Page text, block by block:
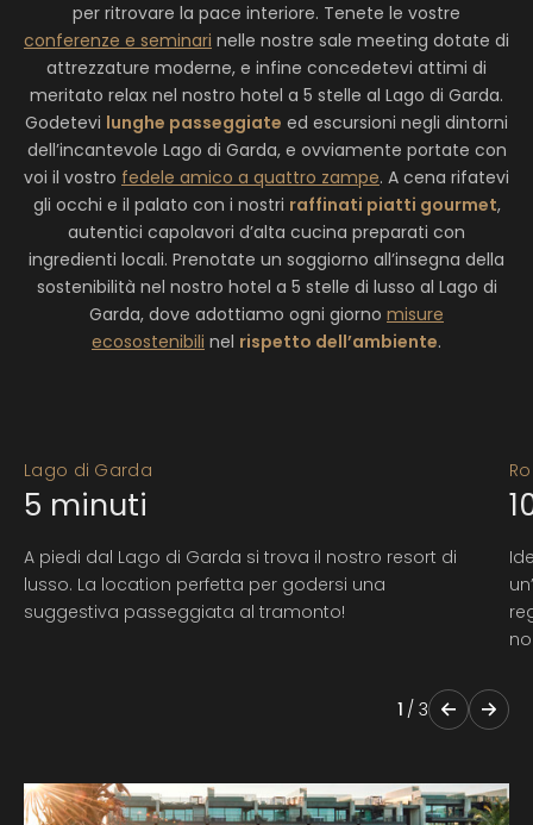
per ritrovare la pace interiore. Tenete le vostre
conferenze e seminari nelle nostre sale meeting dotate di
attrezzature moderne, e infine concedetevi attimi di
meritato relax nel nostro hotel a 5 stelle al Lago di Garda.
Godetevi lunghe passeggiate ed escursioni negli dintorni
dell’incantevole Lago di Garda, e ovviamente portate con
voi il vostro fedele amico a quattro zampe. A cena rifatevi
gli occhi e il palato con i nostri raffinati piatti gourmet,
autentici capolavori d’alta cucina preparati con
ingredienti locali. Prenotate un soggiorno all’insegna della
sostenibilità nel nostro hotel a 5 stelle di lusso al Lago di
Garda, dove adottiamo ogni giorno misure
ecosostenibili nel rispetto dell’ambiente.
Lago di Garda
5 minuti
A piedi dal Lago di Garda si trova il nostro resort di
lusso. La location perfetta per godersi una
suggestiva passeggiata al tramonto!
1 / 3